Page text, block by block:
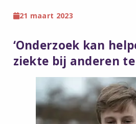
21 maart 2023
‘Onderzoek kan
ziekte bij anderen